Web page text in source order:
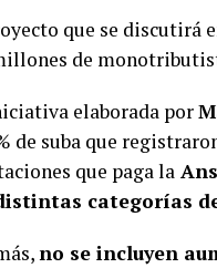
que se discutirá
de
elaborada por
de suba que
que paga la
categorías
no se incluyen